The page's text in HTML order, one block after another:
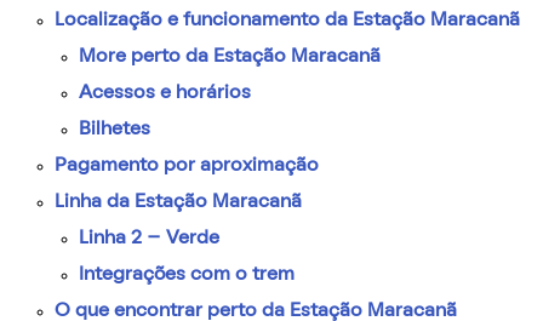
Localização e funcionamento da Estação Maracanã
More perto da Estação Maracanã
Acessos e horários
Bilhetes
Pagamento por aproximação
Linha da Estação Maracanã
Linha 2 – Verde
Integrações com o trem
O que encontrar perto da Estação Maracanã